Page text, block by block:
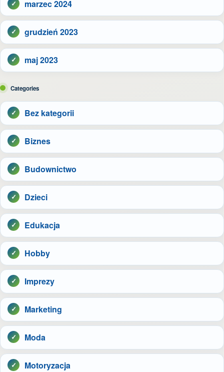
marzec 2024
grudzień 2023
maj 2023
Categories
Bez kategorii
Biznes
Budownictwo
Dzieci
Edukacja
Hobby
Imprezy
Marketing
Moda
Motoryzacja